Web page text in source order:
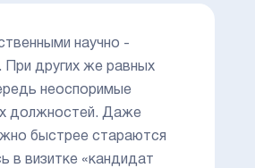
научно -
При других же равных
неоспоримые
должностей. Даже
быстрее стараются
в визитке «кандидат